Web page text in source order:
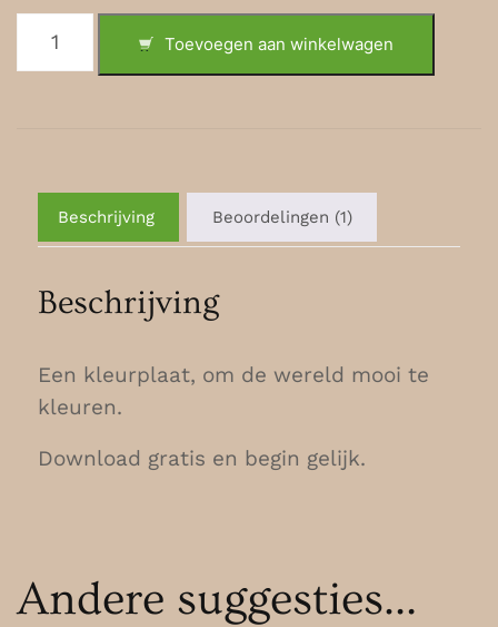
klantbeoordeling
world
Toevoegen aan winkelwagen
Beschrijving Beoordelingen (1)
Beschrijving
Een kleurplaat, om de wereld mooi te
kleuren.
Download gratis en begin gelijk.
Andere suggesties…